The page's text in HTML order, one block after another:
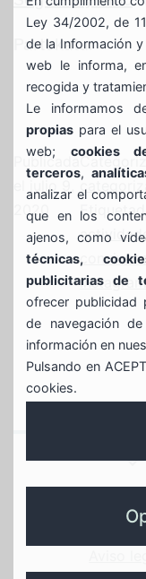
Partekatu:
Publicada
julio 9,
2020
instagram
Ley 34/2002, de
de la Información
web le informa,
recogida y
Le informamos
propias para el
web; cookies
terceros,
analizar el
que en los
ajenos, como
técnicas,
publicitarias de
ofrecer publicidad
de navegación
información en
Pulsando en
cookies.